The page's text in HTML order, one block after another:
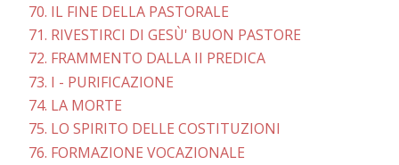
70. IL FINE DELLA PASTORALE
71. RIVESTIRCI DI GESÙ' BUON PASTORE
72. FRAMMENTO DALLA II PREDICA
73. I - PURIFICAZIONE
74. LA MORTE
75. LO SPIRITO DELLE COSTITUZIONI
76. FORMAZIONE VOCAZIONALE